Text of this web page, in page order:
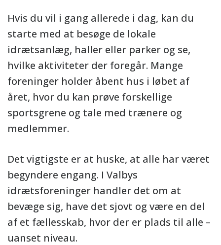
Hvis du vil i gang allerede i dag, kan du
starte med at besøge de lokale
idrætsanlæg, haller eller parker og se,
hvilke aktiviteter der foregår. Mange
foreninger holder åbent hus i løbet af
året, hvor du kan prøve forskellige
sportsgrene og tale med trænere og
medlemmer.
Det vigtigste er at huske, at alle har været
begyndere engang. I Valbys
idrætsforeninger handler det om at
bevæge sig, have det sjovt og være en del
af et fællesskab, hvor der er plads til alle –
uanset niveau.